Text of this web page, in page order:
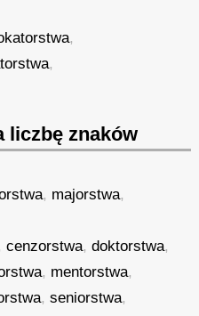
,
,
liczbę znaków
, majorstwa,
cenzorstwa,doktorstwa,
, mentorstwa,
,seniorstwa,